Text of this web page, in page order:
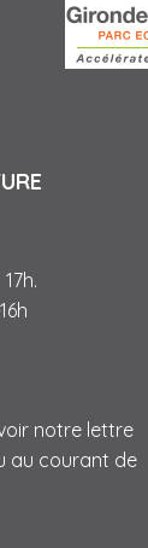
notre lettre
au courant de